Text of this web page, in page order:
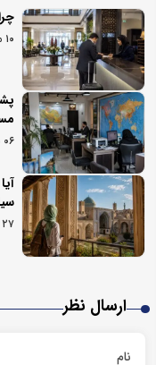
چرا ۱۴۰۴، سال بحران
۱۰ مرداد ۱۴۰۵ - ۱۰:۲۳
۰۶ مرداد ۱۴۰۵ - ۰۹:۱۹
۲۷ تیر ۱۴۰۵ - ۱۱:۰۱
ارسال نظر
نام